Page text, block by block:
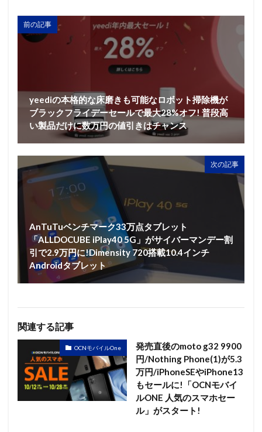
前の記事
yeediの本格的な床磨きも可能なロボット掃除機が
ブラックフライデーセールで最大28%オフ! 普段高
い製品だけに数万円の値引きはチャンス
次の記事
AnTuTuベンチマーク33万点タブレット
「ALLDOCUBE iPlay40 5G」がサイバーマンデー割
引で2.9万円に!Dimensity 720搭載10.4インチ
Androidタブレット
関連する記事
OCNモバイルOne
発売直後のmoto g32 9900
円/Nothing Phone(1)が5.3
万円/iPhoneSEやiPhone13
もセールに!「OCNモバイ
ルONE 人気のスマホセー
ル」がスタート!